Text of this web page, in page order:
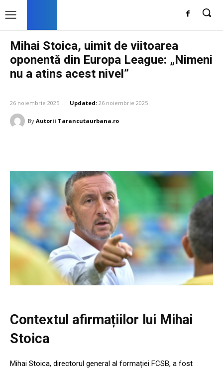
Mihai Stoica, uimit de viitoarea
oponentă din Europa League: „Nimeni
nu a atins acest nivel”
26 noiembrie 2025 Updated: 26 noiembrie 2025
By Autorii Tarancutaurbana.ro
Contextul afirmațiilor lui Mihai
Stoica
Mihai Stoica, directorul general al formației FCSB, a fost